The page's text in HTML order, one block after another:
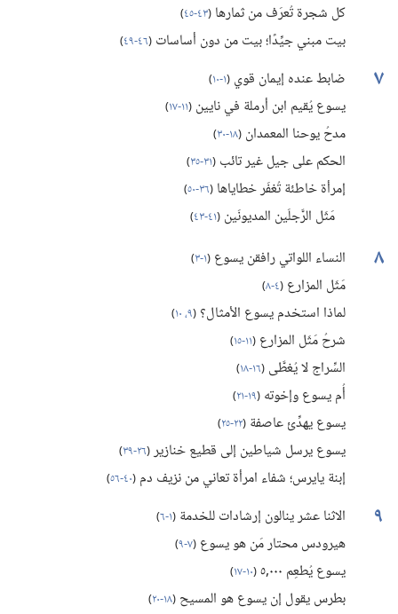
كل شجرة تُعرَف من ثمارها (‏٤٣-‏٤٥ )‏
بيت مبني جيِّدًا؛‏ بيت من دون أساسات (‏٤٦-‏٤٩ )‏
٧ ضابط عنده إيمان قوي (‏١-‏١٠ )‏
يسوع يُقيم ابن أرملة في نايين (‏١١-‏١٧ )‏
مدحُ يوحنا المعمدان (‏١٨-‏٣٠ )‏
الحكم على جيل غير تائب (‏٣١-‏٣٥ )‏
إمرأة خاطئة تُغفَر خطاياها (‏٣٦-‏٥٠ )‏
مَثَل الرَّجلَين المديونَين (‏٤١-‏٤٣ )‏
٨ النساء اللواتي رافقن يسوع (‏١-‏٣ )‏
مَثَل المزارع (‏٤-‏٨ )‏
لماذا استخدم يسوع الأمثال؟‏ (‏٩،‏ ١٠ )‏
شرحُ مَثَل المزارع (‏١١-‏١٥ )‏
السِّراج لا يُغطَّى (‏١٦-‏١٨ )‏
أُم يسوع وإخوته (‏١٩-‏٢١ )‏
يسوع يهدِّئ عاصفة (‏٢٢-‏٢٥ )‏
يسوع يرسل شياطين إلى قطيع خنازير(‏٢٦-‏٣٩ )‏
إبنة يايرس؛‏ شفاء امرأة تعاني من نزيف دم (‏٤٠-‏٥٦ )‏
٩ الاثنا عشر ينالون إرشادات للخدمة (‏١-‏٦ )‏
هيرودس محتار مَن هو يسوع (‏٧-‏٩ )‏
يسوع يُطعِم ٠٠٠‏,٥ (‏١٠-‏١٧ )‏
بطرس يقول إن يسوع هو المسيح (‏١٨-‏٢٠ )‏